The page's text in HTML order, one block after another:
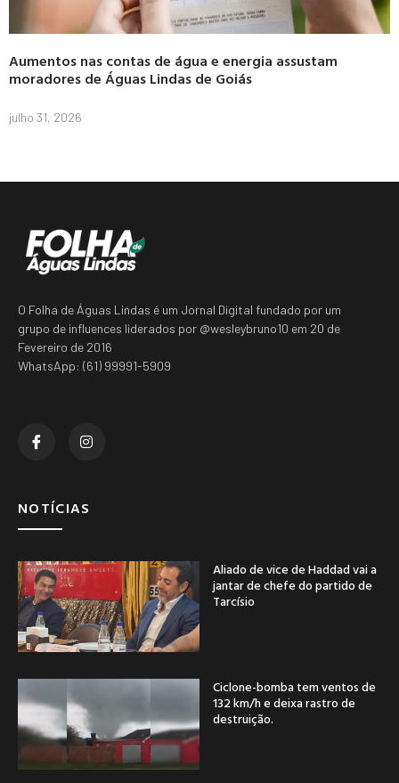
Aumentos nas contas de água e energia assustam
moradores de Águas Lindas de Goiás
julho 31, 2026
O Folha de Águas Lindas é um Jornal Digital fundado por um
grupo de influences liderados por @wesleybruno10 em 20 de
Fevereiro de 2016
WhatsApp: (61) 99991-5909
NOTÍCIAS
Aliado de vice de Haddad vai a
jantar de chefe do partido de
Tarcísio
Ciclone-bomba tem ventos de
132 km/h e deixa rastro de
destruição.